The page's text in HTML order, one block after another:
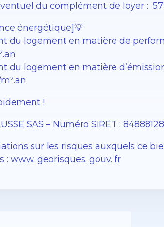
du complément de loyer :
énergétique]💡
du logement en matière de
du logement en matière
!
SAS – ​​Numéro SIRET :
sur les risques auxquels ce
: www. georisques. gouv. fr